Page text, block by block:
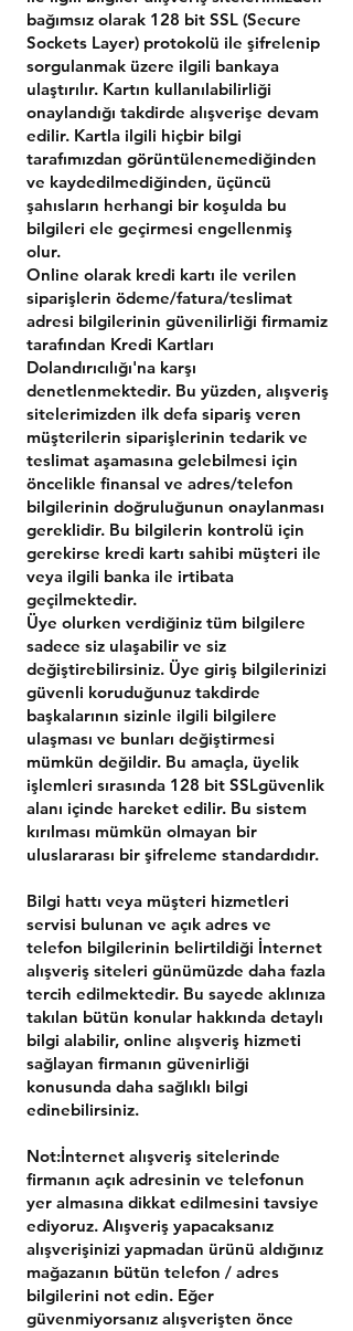
bağımsız olarak 128 bit SSL (Secure
Sockets Layer) protokolü ile şifrelenip
sorgulanmak üzere ilgili bankaya
ulaştırılır. Kartın kullanılabilirliği
onaylandığı takdirde alışverişe devam
edilir. Kartla ilgili hiçbir bilgi
tarafımızdan görüntülenemediğinden
ve kaydedilmediğinden, üçüncü
şahısların herhangi bir koşulda bu
bilgileri ele geçirmesi engellenmiş
olur.
Online olarak kredi kartı ile verilen
siparişlerin ödeme/fatura/teslimat
adresi bilgilerinin güvenilirliği firmamiz
tarafından Kredi Kartları
Dolandırıcılığı'na karşı
denetlenmektedir. Bu yüzden, alışveriş
sitelerimizden ilk defa sipariş veren
müşterilerin siparişlerinin tedarik ve
teslimat aşamasına gelebilmesi için
öncelikle finansal ve adres/telefon
bilgilerinin doğruluğunun onaylanması
gereklidir. Bu bilgilerin kontrolü için
gerekirse kredi kartı sahibi müşteri ile
veya ilgili banka ile irtibata
geçilmektedir.
Üye olurken verdiğiniz tüm bilgilere
sadece siz ulaşabilir ve siz
değiştirebilirsiniz. Üye giriş bilgilerinizi
güvenli koruduğunuz takdirde
başkalarının sizinle ilgili bilgilere
ulaşması ve bunları değiştirmesi
mümkün değildir. Bu amaçla, üyelik
işlemleri sırasında 128 bit SSLgüvenlik
alanı içinde hareket edilir. Bu sistem
kırılması mümkün olmayan bir
uluslararası bir şifreleme standardıdır.
Bilgi hattı veya müşteri hizmetleri
servisi bulunan ve açık adres ve
telefon bilgilerinin belirtildiği İnternet
alışveriş siteleri günümüzde daha fazla
tercih edilmektedir. Bu sayede aklınıza
takılan bütün konular hakkında detaylı
bilgi alabilir, online alışveriş hizmeti
sağlayan firmanın güvenirliği
konusunda daha sağlıklı bilgi
edinebilirsiniz.
Not:İnternet alışveriş sitelerinde
firmanın açık adresinin ve telefonun
yer almasına dikkat edilmesini tavsiye
ediyoruz. Alışveriş yapacaksanız
alışverişinizi yapmadan ürünü aldığınız
mağazanın bütün telefon / adres
bilgilerini not edin. Eğer
güvenmiyorsanız alışverişten önce